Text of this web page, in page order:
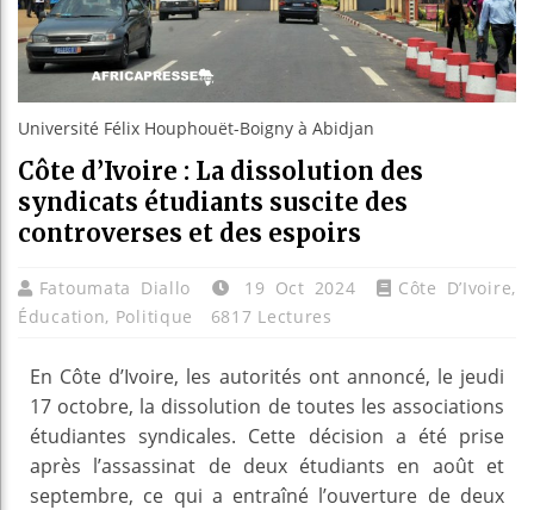
Université Félix Houphouët-Boigny à Abidjan
Côte d’Ivoire : La dissolution des
syndicats étudiants suscite des
controverses et des espoirs
Fatoumata Diallo 19 Oct 2024 Côte D’Ivoire,
Éducation, Politique 6817 Lectures
En Côte d’Ivoire, les autorités ont annoncé, le jeudi
17 octobre, la dissolution de toutes les associations
étudiantes syndicales. Cette décision a été prise
après l’assassinat de deux étudiants en août et
septembre, ce qui a entraîné l’ouverture de deux